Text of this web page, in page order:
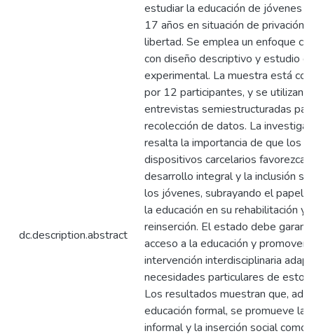
dc.description.abstract
estudiar la educación de jóvenes
17 años en situación de privación
libertad. Se emplea un enfoque
con diseño descriptivo y estudio
experimental. La muestra está
por 12 participantes, y se utilizan
entrevistas semiestructuradas
recolección de datos. La
resalta la importancia de que los
dispositivos carcelarios
desarrollo integral y la inclusión
los jóvenes, subrayando el papel
la educación en su rehabilitación y
reinserción. El estado debe
acceso a la educación y promover
intervención interdisciplinaria
necesidades particulares de estos
Los resultados muestran que,
educación formal, se promueve la
informal y la inserción social como